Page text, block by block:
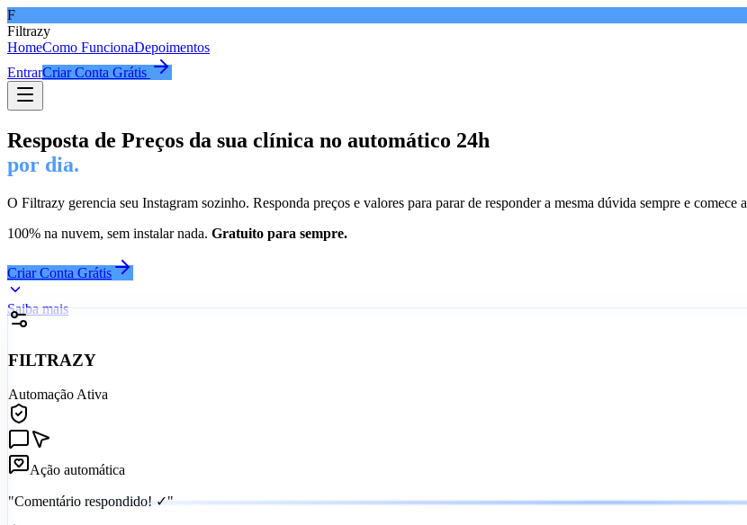
F
Filtrazy
HomeComo FuncionaDepoimentos
EntrarCriar Conta Grátis
Resposta de Preços da sua clínica no automático 24h
por dia.
O Filtrazy gerencia seu Instagram sozinho. Responda preços e valores para parar de responder a mesma dúvida sempre e comece
100% na nuvem, sem instalar nada. Gratuito para sempre.
Criar Conta Grátis
Saiba mais
FILTRAZY
Automação Ativa
Ação automática
"Comentário respondido! ✓"